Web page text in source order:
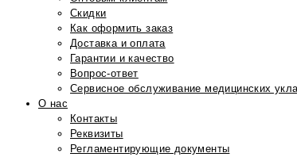
Скидки
Как оформить заказ
Доставка и оплата
Гарантии и качество
Вопрос-ответ
Сервисное обслуживание медицинских
О нас
Контакты
Реквизиты
Регламентирующие документы